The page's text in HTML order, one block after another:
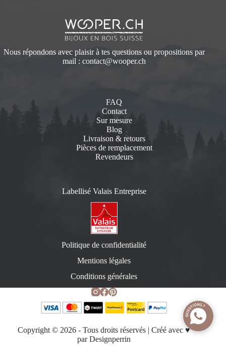
Nous répondons avec plaisir à tes questions ou propositions par
mail : contact@wooper.ch
FAQ
Contact
Sur mesure
Blog
Livraison & retours
Pièces de remplacement
Revendeurs
Labellisé Valais Entreprise
Politique de confidentialité
Mentions légales
Conditions générales
Copyright © 2026 - Tous droits réservés | Créé avec ♥️
parDesignperrin